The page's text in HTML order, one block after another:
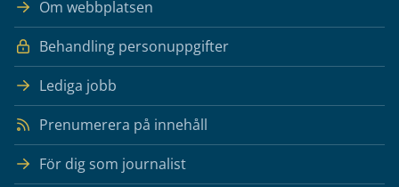
Om webbplatsen
Behandling personuppgifter
Lediga jobb
Prenumerera på innehåll
För dig som journalist